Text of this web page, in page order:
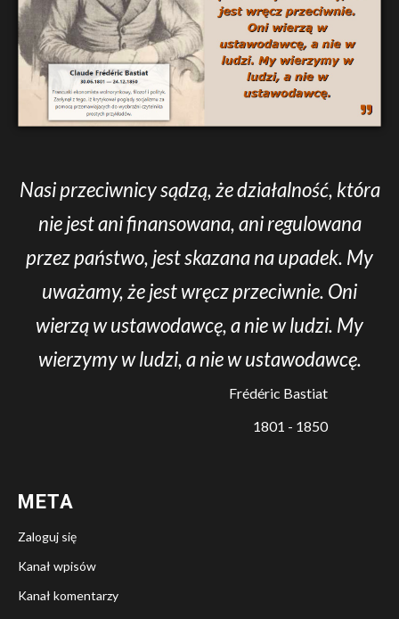
Nasi przeciwnicy sądzą, że działalność, która
nie jest ani finansowana, ani regulowana
przez państwo, jest skazana na upadek. My
uważamy, że jest wręcz przeciwnie. Oni
wierzą w ustawodawcę, a nie w ludzi. My
wierzymy w ludzi, a nie w ustawodawcę.
Frédéric Bastiat
1801 - 1850
META
Zaloguj się
Kanał wpisów
Kanał komentarzy